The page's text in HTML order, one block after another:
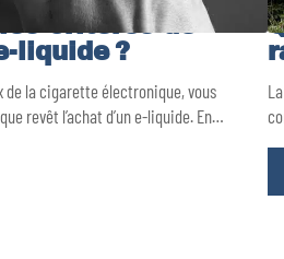
critères de
liquide ?
de la cigarette électronique, vous
revêt l’achat d’un e-liquide. En…